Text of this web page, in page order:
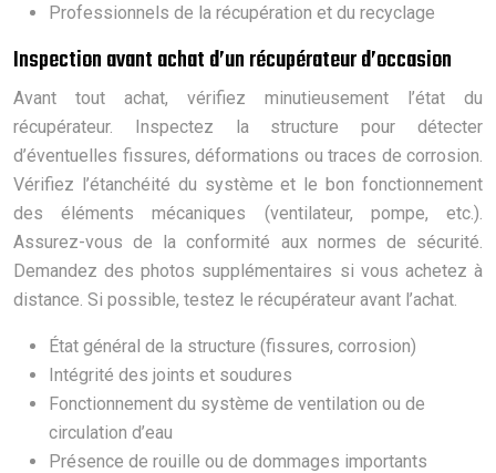
Professionnels de la récupération et du recyclage
Inspection avant achat d’un récupérateur d’occasion
Avant tout achat, vérifiez minutieusement l’état du
récupérateur. Inspectez la structure pour détecter
d’éventuelles fissures, déformations ou traces de corrosion.
Vérifiez l’étanchéité du système et le bon fonctionnement
des éléments mécaniques (ventilateur, pompe, etc.).
Assurez-vous de la conformité aux normes de sécurité.
Demandez des photos supplémentaires si vous achetez à
distance. Si possible, testez le récupérateur avant l’achat.
État général de la structure (fissures, corrosion)
Intégrité des joints et soudures
Fonctionnement du système de ventilation ou de
circulation d’eau
Présence de rouille ou de dommages importants